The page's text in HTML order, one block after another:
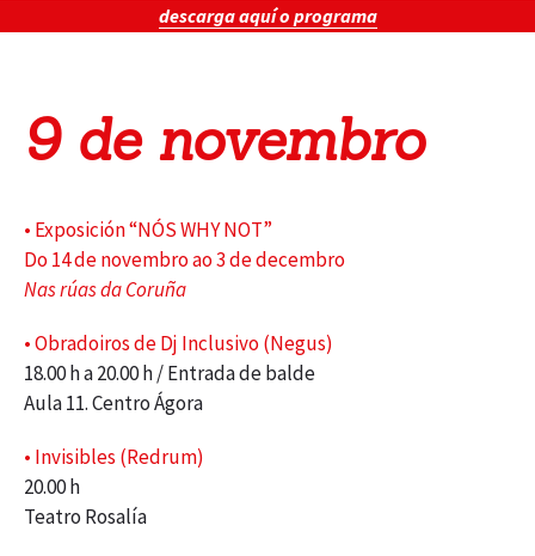
descarga aquí o programa
9 de novembro
• Exposición “NÓS WHY NOT”
Do 14 de novembro ao 3 de decembro
Nas rúas da Coruña
• Obradoiros de Dj Inclusivo (Negus)
18.00 h a 20.00 h / Entrada de balde
Aula 11. Centro Ágora
• Invisibles (Redrum)
20.00 h
Teatro Rosalía